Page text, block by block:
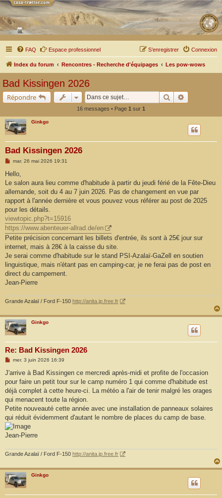
FAQ Espace professionnel Connexion
S’enregistrer
Index du forum Rencontres - Recherche d'équipages Les pow-wows
Bad Kissingen 2026
Répondre Rechercher
16 messages • Page 1 sur 1
Ginkgo
Bad Kissingen 2026
M
s
a
g
mar. 26 mai 2026 19:31
Hello,
Le salon aura lieu comme d'habitude à partir du jeudi férié de la Fête-Dieu
allemande, soit du 4 au 7 juin 2026. Pas de changement en vue par
rapport à l'année dernière et vous pouvez vous référer au post de 2025
pour les détails.
viewtopic.php?t=15916
https://www.abenteuer-allrad.de/en
Petite précision concernant les billets d'entrée, ils sont à 25€ jour sur
internet, mais à 28€ à la caisse du site.
Je serai comme d'habitude sur le stand PSI-Azalaï-GaZell en soutien
linguistique, mais n'étant pas en camping-car, je ne ferai pas de post en
direct du campement.
Jean-Pierre
Grande Azalaï / Ford F-150 http://anita.jp.free.fr
Ginkgo
Re: Bad Kissingen 2026
M
s
a
g
e
mer. 3 juin 2026 16:39
J'arrive à Bad Kissingen ce mercredi après-midi et profite de l'occasion
pour faire un petit tour sur le camp numéro 1 qui comme d'habitude est
déjà complet à cette heure-ci. La météo a l'air de tenir malgré les orages
qui menacent toute la région.
Petite nouveauté cette année avec une installation de panneaux solaires
qui réduit évidemment d'autant le nombre de places du camp de base.
Jean-Pierre
Grande Azalaï / Ford F-150 http://anita.jp.free.fr
Ginkgo